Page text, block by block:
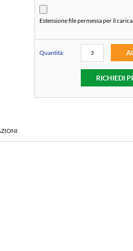
Estensione file permessa per il
Quantità:
RICHIEDI